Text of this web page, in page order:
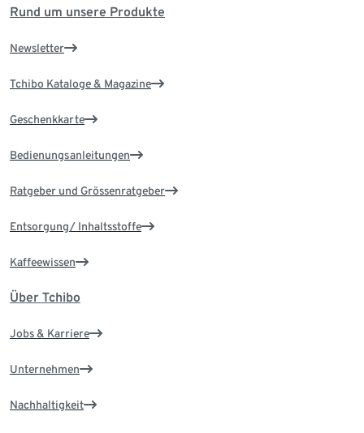
Rund um unsere Produkte
Newsletter
Tchibo Kataloge & Magazine
Geschenkkarte
Bedienungsanleitungen
Ratgeber und Grössenratgeber
Entsorgung/ Inhaltsstoffe
Kaffeewissen
Über Tchibo
Jobs & Karriere
Unternehmen
Nachhaltigkeit